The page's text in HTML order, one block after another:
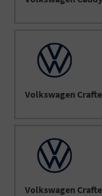
Volkswagen
Volkswagen